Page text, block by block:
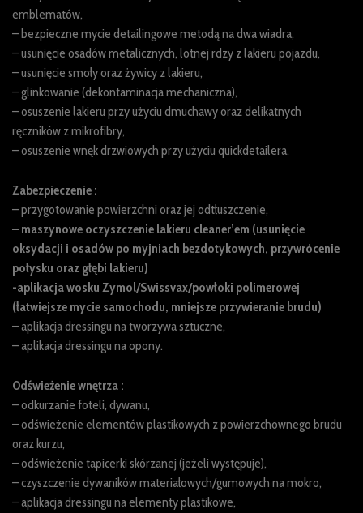
emblematów,
– bezpieczne mycie detailingowe metodą na dwa wiadra,
– usunięcie osadów metalicznych, lotnej rdzy z lakieru pojazdu,
– usunięcie smoły oraz żywicy z lakieru,
– glinkowanie (dekontaminacja mechaniczna),
– osuszenie lakieru przy użyciu dmuchawy oraz delikatnych
ręczników z mikrofibry,
– osuszenie wnęk drzwiowych przy użyciu quickdetailera.
Zabezpieczenie :
– przygotowanie powierzchni oraz jej odtłuszczenie,
– maszynowe oczyszczenie lakieru cleaner’em (usunięcie
oksydacji i osadów po myjniach bezdotykowych, przywrócenie
połysku oraz głębi lakieru)
-aplikacja wosku Zymol/Swissvax/powłoki polimerowej
(łatwiejsze mycie samochodu, mniejsze przywieranie brudu)
– aplikacja dressingu na tworzywa sztuczne,
– aplikacja dressingu na opony.
Odświeżenie wnętrza :
– odkurzanie foteli, dywanu,
– odświeżenie elementów plastikowych z powierzchownego brudu
oraz kurzu,
– odświeżenie tapicerki skórzanej (jeżeli występuje),
– czyszczenie dywaników materiałowych/gumowych na mokro,
– aplikacja dressingu na elementy plastikowe,